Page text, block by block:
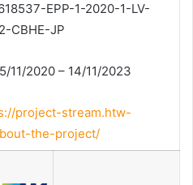
EPP-1-2020-1-LV-
CBHE-JP
11/2020 – 14/11/2023
project-stream.htw-
the-project/